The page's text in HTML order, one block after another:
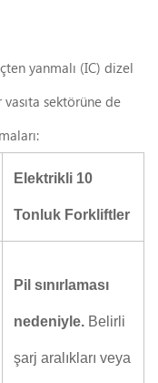
yanmalı (IC) dizel
sektörüne de
Elektrikli 10
Tonluk Forkliftler
Pil sınırlaması
nedeniyle. Belirli
şarj aralıkları veya